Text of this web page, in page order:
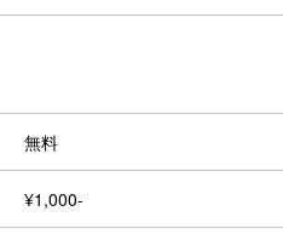
無料
¥1,000-